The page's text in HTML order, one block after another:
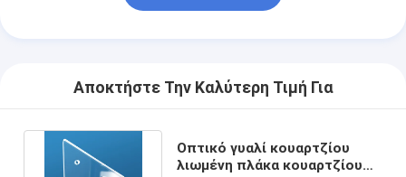
Αποκτήστε Την Καλύτερη Τιμή Για
Οπτικό γυαλί κουαρτζίου
λιωμένη πλάκα κουαρτζίου